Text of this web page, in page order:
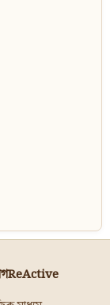
ReActive